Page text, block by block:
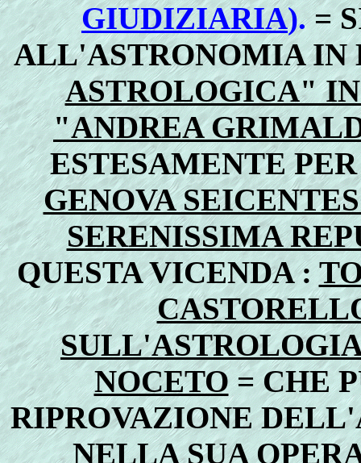
GIUDIZIARIA).=
ALL'ASTRONOMIA IN
ASTROLOGICA"
"ANDREA
ESTESAMENTE
GENOVA
SERENISSIMA
QUESTA VICENDA :
NOCETO= CHE
RIPROVAZIONE
NELLA SUA